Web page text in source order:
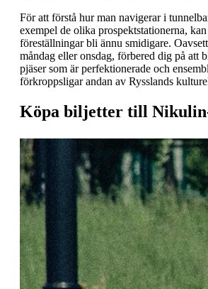
För att förstå hur man navigerar i
exempel de olika prospektstationerna, kan
föreställningar bli ännu smidigare.
måndag eller onsdag, förbered dig på att
pjäser som är perfektionerade och
förkroppsligar andan av Rysslands
Köpa biljetter till